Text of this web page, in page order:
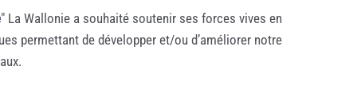
" La Wallonie a souhaité soutenir ses forces vives en
permettant de développer et/ou d’améliorer notre